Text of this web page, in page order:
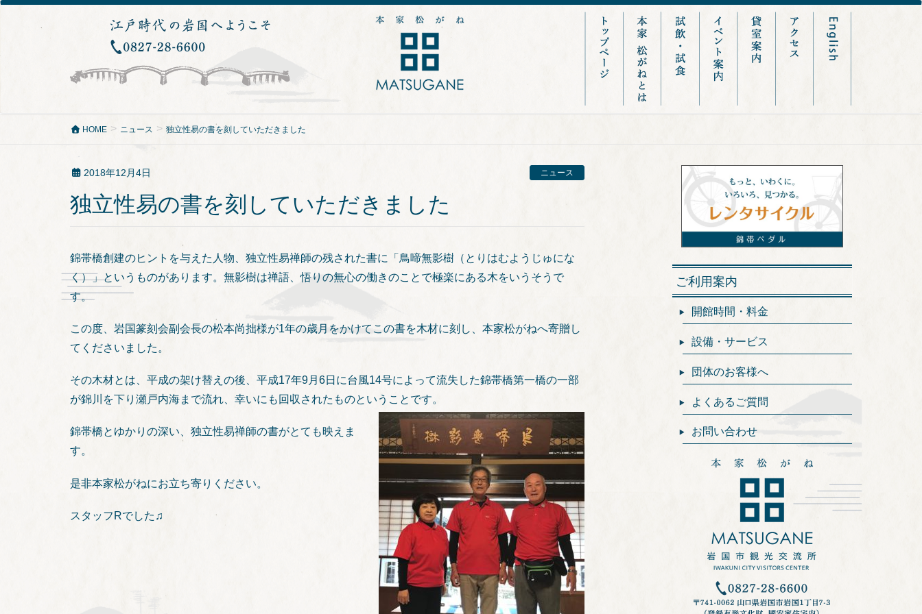
HOME ニュース 独立性易の書を刻していただきました
2018年12月4日 ニュース
独立性易の書を刻していただきました
錦帯橋創建のヒントを与えた人物、独立性易禅師の残された書に「鳥啼無影樹（とりはむようじゅにな
く）」というものがあります。無影樹は禅語、悟りの無心の働きのことで極楽にある木をいうそうで
す。
この度、岩国篆刻会副会長の松本尚拙様が1年の歳月をかけてこの書を木材に刻し、本家松がねへ寄贈し
てくださいました。
その木材とは、平成の架け替えの後、平成17年9月6日に台風14号によって流失した錦帯橋第一橋の一部
が錦川を下り瀬戸内海まで流れ、幸いにも回収されたものということです。
錦帯橋とゆかりの深い、独立性易禅師の書がとても映えま
す。
是非本家松がねにお立ち寄りください。
スタッフRでした♫
ご利用案内
開館時間・料金
設備・サービス
団体のお客様へ
よくあるご質問
お問い合わせ